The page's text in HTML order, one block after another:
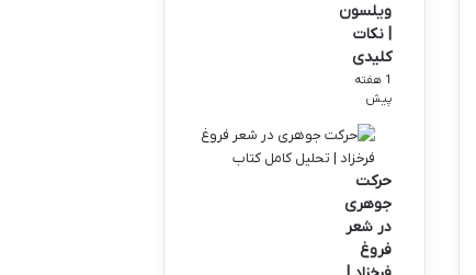
ویلسون
| نکات
کلیدی
1 هفته
پیش
حرکت
جوهری
در شعر
فروغ